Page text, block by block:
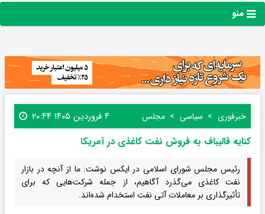
منو
خبرفوری سیاسی مجلس ۴ فروردین ۱۴۰۵ ۲۰:۴۴
کنایه قالیباف به فروش نفت‌ کاغذی در آمریکا
رئیس مجلس شورای اسلامی در ایکس نوشت: ما از آنچه در بازار
نفت کاغذی می‌گذرد آگاهیم، از جمله شرکت‌هایی که برای
تأثیرگذاری بر معاملات آتی نفت استخدام شده‌اند.